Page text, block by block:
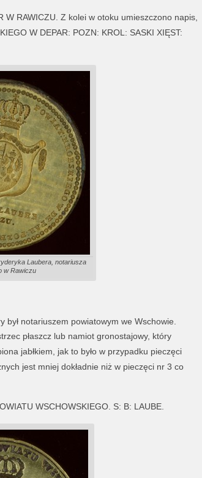
RAWICZU. Z kolei w otoku umieszczono napis,
W DEPAR: POZN: KROL: SASKI XIĘST:
Laubera, notariusza
w Rawiczu
był notariuszem powiatowym we Wschowie.
płaszcz lub namiot gronostajowy, który
jabłkiem, jak to było w przypadku pieczęci
jest mniej dokładnie niż w pieczęci nr 3 co
WSCHOWSKIEGO. S: B: LAUBE.